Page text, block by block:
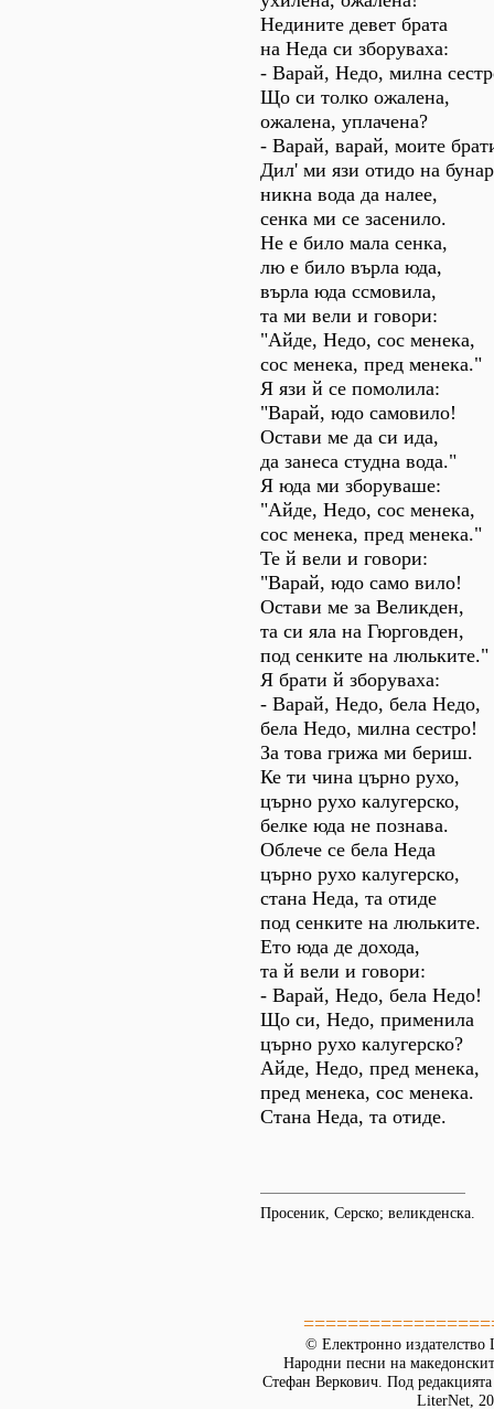
Недините девет брата
на Неда си зборуваха:
- Варай, Недо, милна
Що си толко ожалена,
ожалена, уплачена?
- Варай, варай, моите
Дил' ми язи отидо на
никна вода да налее,
сенка ми се засенило.
Не е било мала сенка,
лю е било върла юда,
върла юда ссмовила,
та ми вели и говори:
"Айде, Недо, сос менека,
сос менека, пред менека."
Я язи й се помолила:
"Варай, юдо самовило!
Остави ме да си ида,
да занеса студна вода."
Я юда ми зборуваше:
"Айде, Недо, сос менека,
сос менека, пред менека."
Те й вели и говори:
"Варай, юдо само вило!
Остави ме за Великден,
та си яла на Гюрговден,
под сенките на люльките."
Я брати й зборуваха:
- Варай, Недо, бела Недо,
бела Недо, милна сестро!
За това грижа ми бериш.
Ке ти чина църно рухо,
църно рухо калугерско,
белке юда не познава.
Облече се бела Неда
църно рухо калугерско,
стана Неда, та отиде
под сенките на люльките.
Ето юда де дохода,
та й вели и говори:
- Варай, Недо, бела Недо!
Що си, Недо, применила
църно рухо калугерско?
Айде, Недо, пред менека,
пред менека, сос менека.
Стана Неда, та отиде.
Просеник, Серско; великденска.
© Електронно издателство
Народни песни на
Стефан Веркович. Под
LiterNet,